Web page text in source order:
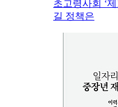
초고령사회 ‘
길 정책은